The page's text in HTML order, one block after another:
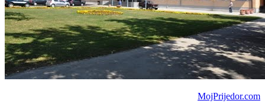
MojPrijedor.com